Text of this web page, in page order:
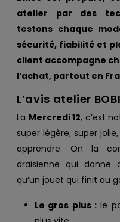
atelier par des
testons chaque
sécurité, fiabilité et
client accompagne
l’achat, partout en
L’avis atelier
La Mercredi 12, c’est
super légère, super
apprendre. On la
draisienne qui
qu’un jouet qui finit au
Le gros plus : le